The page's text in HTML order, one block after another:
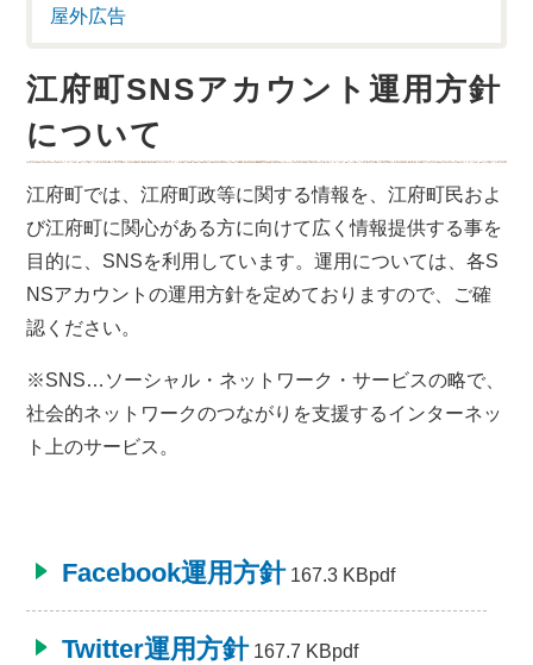
屋外広告
江府町SNSアカウント運用方針
について
江府町では、江府町政等に関する情報を、江府町民およ
び江府町に関心がある方に向けて広く情報提供する事を
目的に、SNSを利用しています。運用については、各S
NSアカウントの運用方針を定めておりますので、ご確
認ください。
※SNS…ソーシャル・ネットワーク・サービスの略で、
社会的ネットワークのつながりを支援するインターネッ
ト上のサービス。
Facebook運用方針167.3 KBpdf
Twitter運用方針167.7 KBpdf